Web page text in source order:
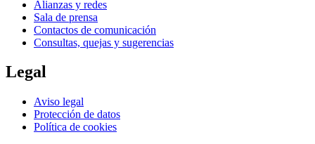
Alianzas y redes
Sala de prensa
Contactos de comunicación
Consultas, quejas y sugerencias
Legal
Aviso legal
Protección de datos
Política de cookies